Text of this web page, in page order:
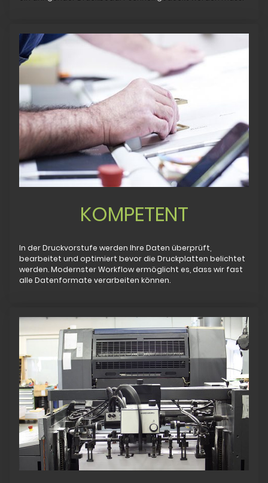
KOMPETENT
In der Druckvorstufe werden Ihre Daten überprüft,
bearbeitet und optimiert bevor die Druckplatten belichtet
werden. Modernster Workflow ermöglicht es, dass wir fast
alle Datenformate verarbeiten können.